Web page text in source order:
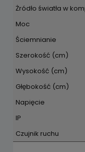
Żródło światła w
Moc
Ściemnianie
Szerokość (cm)
Wysokość (cm)
Głębokość (cm)
Napięcie
IP
Czujnik ruchu